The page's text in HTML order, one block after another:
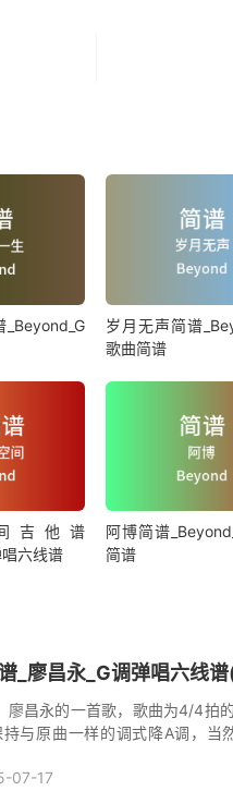
岁月无声简谱
歌曲简谱
吉他谱
唱六线谱
阿博简谱
简谱
_廖昌永_G调弹唱六线
廖昌永的一首歌，歌曲为4/4拍
与原曲一样的调式降A调，当
07-17